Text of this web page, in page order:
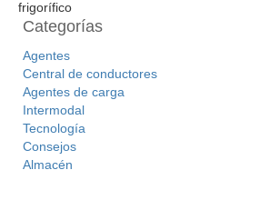
Categorías
Agentes
Central de conductores
Agentes de carga
Intermodal
Tecnología
Consejos
Almacén